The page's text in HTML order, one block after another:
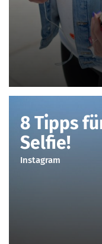
8 Tipps
Selfie!
Instagram